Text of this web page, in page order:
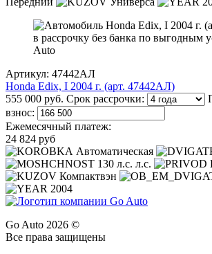
Артикул: 47442АЛ
Honda Edix, I 2004 г. (арт. 47442АЛ)
555 000 руб. Срок рассрочки:
взнос:
Ежемесячный платеж:
24 824 руб
Автоматическая
130 л.с. л.с.
Компактвэн
2004
Go Auto 2026 ©
Все права защищены